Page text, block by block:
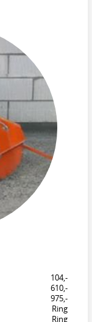
104,-
610,-
975,-
Ring
Ring